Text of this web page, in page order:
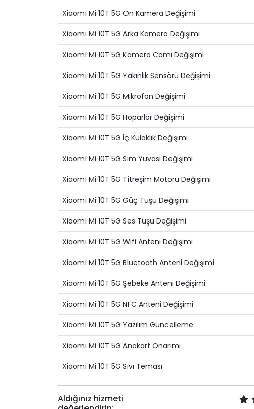
Xiaomi Mi 10T 5G Ön Kamera Değişimi
Xiaomi Mi 10T 5G Arka Kamera Değişimi
Xiaomi Mi 10T 5G Kamera Camı Değişimi
Xiaomi Mi 10T 5G Yakınlık Sensörü Değişimi
Xiaomi Mi 10T 5G Mikrofon Değişimi
Xiaomi Mi 10T 5G Hoparlör Değişimi
Xiaomi Mi 10T 5G İç Kulaklık Değişimi
Xiaomi Mi 10T 5G Sim Yuvası Değişimi
Xiaomi Mi 10T 5G Titreşim Motoru Değişimi
Xiaomi Mi 10T 5G Güç Tuşu Değişimi
Xiaomi Mi 10T 5G Ses Tuşu Değişimi
Xiaomi Mi 10T 5G Wifi Anteni Değişimi
Xiaomi Mi 10T 5G Bluetooth Anteni Değişimi
Xiaomi Mi 10T 5G Şebeke Anteni Değişimi
Xiaomi Mi 10T 5G NFC Anteni Değişimi
Xiaomi Mi 10T 5G Yazılım Güncelleme
Xiaomi Mi 10T 5G Anakart Onarımı
Xiaomi Mi 10T 5G Sıvı Teması
Aldığınız hizmeti